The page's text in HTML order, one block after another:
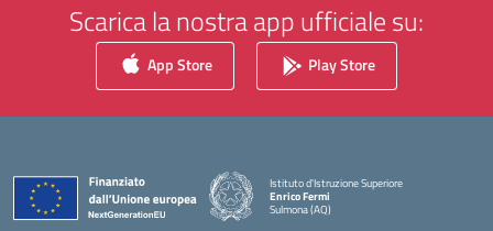
Scarica la nostra app ufficiale su:
App Store Play Store
Istituto d'Istruzione Superiore
Enrico Fermi
Sulmona (AQ)
— Visita la pagina iniziale della scuola